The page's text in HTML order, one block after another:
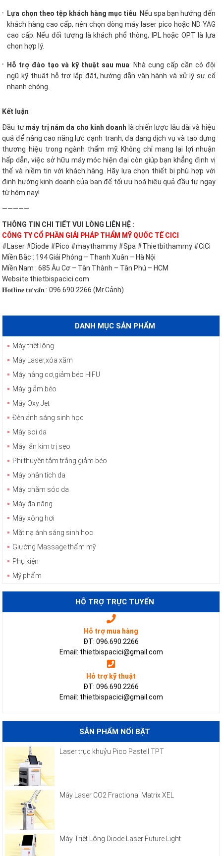
Lựa chọn theo tệp khách hàng mục tiêu: Nếu spa bạn hướng đến
khách hàng cao cấp, nên chọn dòng máy laser pico hoặc ND YAG
cao cấp. Nếu đối tượng là khách phổ thông, IPL hoặc OPT là lựa
chọn hợp lý.
Hỗ trợ đào tạo và kỹ thuật sau mua: Nhà cung cấp cần có đội
ngũ kỹ thuật hỗ trợ lắp đặt, hướng dẫn vận hành và xử lý sự cố
nhanh chóng.
Kết luận
Đầu tư máy trị nám da cho kinh doanh là chiến lược lâu dài và hiệu
quả để nâng cao năng lực cạnh tranh, đa dạng dịch vụ và tạo dựng
thương hiệu trong ngành thẩm mỹ. Không chỉ mang lại lợi nhuận
hấp dẫn, việc sở hữu máy móc hiện đại còn giúp bạn khẳng định vị
thế và niềm tin với khách hàng. Hãy lựa chọn thiết bị phù hợp với
định hướng kinh doanh của bạn để tối ưu hoá hiệu quả đầu tư ngay
từ hôm nay!
—————
THÔNG TIN CHI TIẾT VUI LÒNG LIÊN HỆ :
CÔNG TY CỔ PHẦN GIẢI PHÁP THẨM MỸ QUỐC TẾ CICI
#Laser #Diode #Pico #maythammy #Spa #Thietbithammy #CiCi
Miền Bắc : 194 Giải Phóng – Thanh Xuân – Hà Nội
Miền Nam : 685 Âu Cơ – Tân Thành – Tân Phú – HCM
Website.thietbispacici.com
𝐇𝐨𝐭𝐥𝐢𝐧𝐞 𝐭𝐮̛ 𝐯𝐚̂́𝐧 : 096.690.2266 (Mr.Cảnh)
DANH MỤC SẢN PHẨM
Máy triệt lông
Máy Laser,xóa xăm
Máy nâng cơ,giảm béo HIFU
Máy giảm béo
Máy Oxy Jet
Đèn ánh sáng sinh học
Máy soi da
Máy lăn kim trị sẹo
Phi thuyền tắm trắng giảm béo
Máy phân tích da
Máy chăm sóc da
Máy đa năng
Máy xông hơi
Mặt nạ ánh sáng sinh học
Giường Massage thẩm mỹ
Phụ kiện
Mỹ phẩm
HỖ TRỢ TRỰC TUYẾN
Hỗ trợ mua hàng
ĐT: 096.690.2266
Email: thietbispacici@gmail.com
Hỗ trợ kỹ thuật
ĐT: 096.690.2266
Email: thietbispacici@gmail.com
SẢN PHẨM NỔI BẬT
Laser trục khuỷu Pico Pastell TPT
Máy Laser CO2 Fractional Matrix XEL
Máy Triệt Lông Diode Laser Future Light